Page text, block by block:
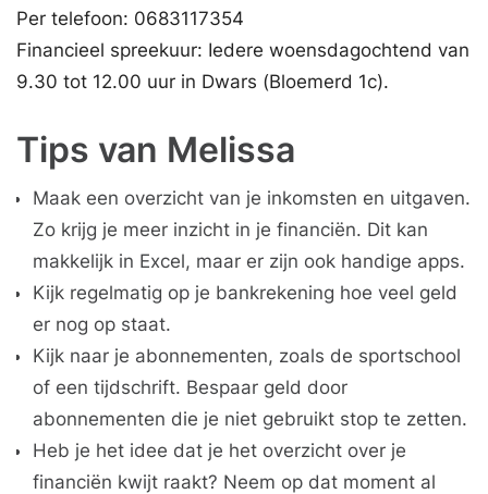
Per telefoon: 0683117354
Financieel spreekuur: Iedere woensdagochtend van
9.30 tot 12.00 uur in Dwars (Bloemerd 1c).
Tips van Melissa
Maak een overzicht van je inkomsten en uitgaven.
Zo krijg je meer inzicht in je financiën. Dit kan
makkelijk in Excel, maar er zijn ook handige apps.
Kijk regelmatig op je bankrekening hoe veel geld
er nog op staat.
Kijk naar je abonnementen, zoals de sportschool
of een tijdschrift. Bespaar geld door
abonnementen die je niet gebruikt stop te zetten.
Heb je het idee dat je het overzicht over je
financiën kwijt raakt? Neem op dat moment al